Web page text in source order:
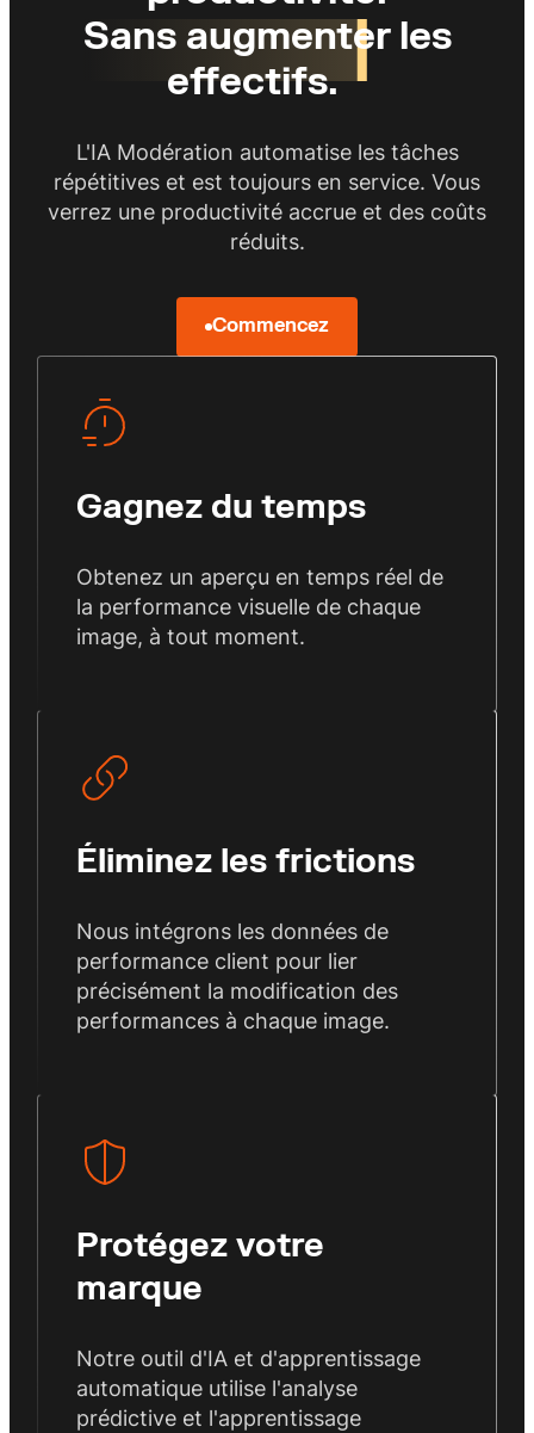
Sans augmenter les
effectifs.
L'IA Modération automatise les tâches
répétitives et est toujours en service. Vous
verrez une productivité accrue et des coûts
réduits.
Commencez
Gagnez du temps
Obtenez un aperçu en temps réel de
la performance visuelle de chaque
image, à tout moment.
Éliminez les frictions
Nous intégrons les données de
performance client pour lier
précisément la modification des
performances à chaque image.
Protégez votre
marque
Notre outil d'IA et d'apprentissage
automatique utilise l'analyse
prédictive et l'apprentissage